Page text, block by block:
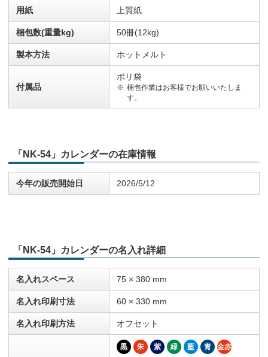
用紙 上質紙
梱包数(重量kg) 50冊(12kg)
製本方法 ホットメルト
付属品
ポリ袋
梱包作業はお客様でお願いいたしま
す。
「NK-54」カレンダーの在庫情報
今年の販売開始日 2026/5/12
「NK-54」カレンダーの名入れ詳細
名入れスペース 75 × 380 mm
名入れ印刷寸法 60 × 330 mm
名入れ印刷方法 オフセット
黒 朱 紫 緑 藍 青
金赤